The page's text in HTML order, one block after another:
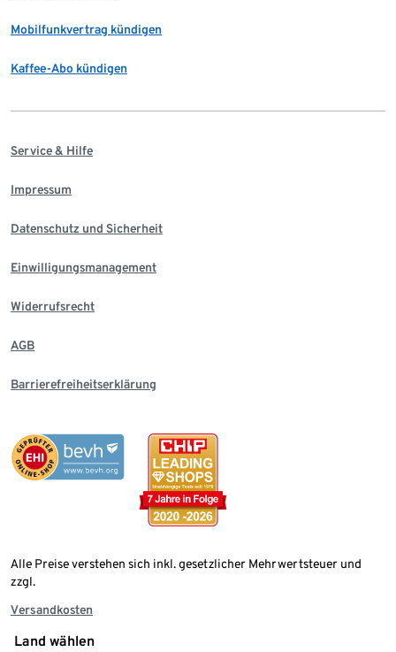
Mobilfunkvertrag kündigen
Kaffee-Abo kündigen
Service & Hilfe
Impressum
Datenschutz und Sicherheit
Einwilligungsmanagement
Widerrufsrecht
AGB
Barrierefreiheitserklärung
Alle Preise verstehen sich inkl. gesetzlicher Mehrwertsteuer und
zzgl.
Versandkosten
Land wählen